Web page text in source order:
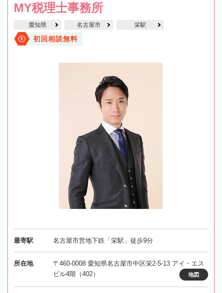
MY税理士事務所
愛知県 名古屋市 栄駅
初回相談無料
最寄駅 名古屋市営地下鉄「栄駅」徒歩9分
所在地
〒460-0008 愛知県名古屋市中区栄2-5-13 アイ・エス
ビル4階（402）
地図